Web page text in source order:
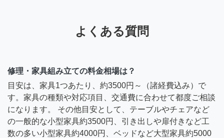
よくある質問
修理・家具組み立ての料金相場は？
目安は、家具1つあたり、約3500円～（諸経費込み）で
す。家具の種類や対応項目、交通費に合わせて都度ご相談
になります。 その他目安として、テーブルやチェアなど
の一般的な小型家具約3500円、引き出しや扉付きなど工
数の多い小型家具約4000円、ベッドなど大型家具約5000